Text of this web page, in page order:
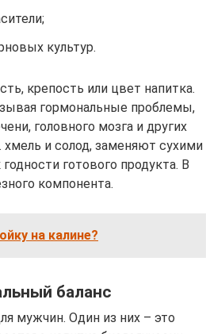
культур.
крепость или цвет напитка.
гормональные проблемы,
головного мозга и других
и солод, заменяют сухими
готового продукта. В
компонента.
на калине?
баланс
мужчин. Один из них – это